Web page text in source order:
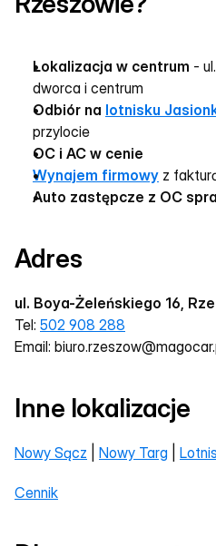
Lokalizacja w centrum -
dworca i centrum
Odbiór na lotnisku
przylocie
OC i AC w cenie
Wynajem firmowy z
Auto zastępcze z OC
Adres
ul. Boya-Żeleńskiego 16,
Tel: 502 908 288
Email:
Inne lokalizacje
Nowy Sącz Nowy Targ
Cennik